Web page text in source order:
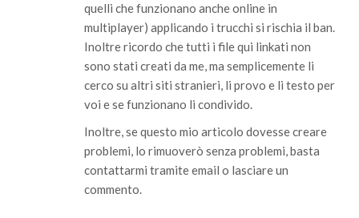
quelli che funzionano anche online in
multiplayer) applicando i trucchi si rischia il ban.
Inoltre ricordo che tutti i file qui linkati non
sono stati creati da me, ma semplicemente li
cerco su altri siti stranieri, li provo e li testo per
voi e se funzionano li condivido.
Inoltre, se questo mio articolo dovesse creare
problemi, lo rimuoverò senza problemi, basta
contattarmi tramite email o lasciare un
commento.